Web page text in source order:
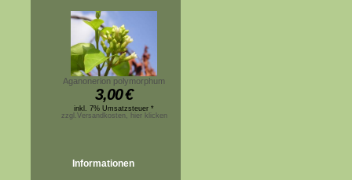
Aganonerion polymorphum
3,00€
inkl. 7% Umsatzsteuer *
zzgl.Versandkosten, hier klicken
Informationen